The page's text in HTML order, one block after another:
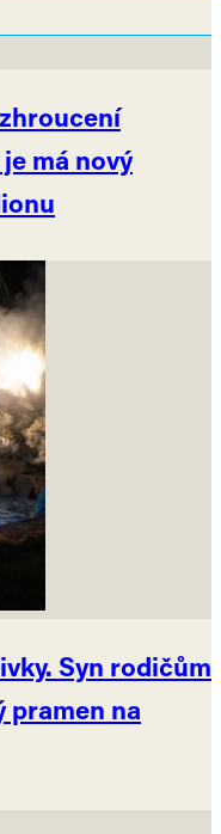
má nový
Syn rodičům
pramen na